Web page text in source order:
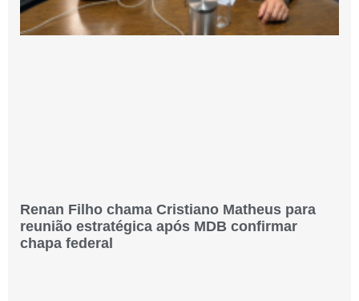
Renan Filho chama Cristiano Matheus para
reunião estratégica após MDB confirmar
chapa federal